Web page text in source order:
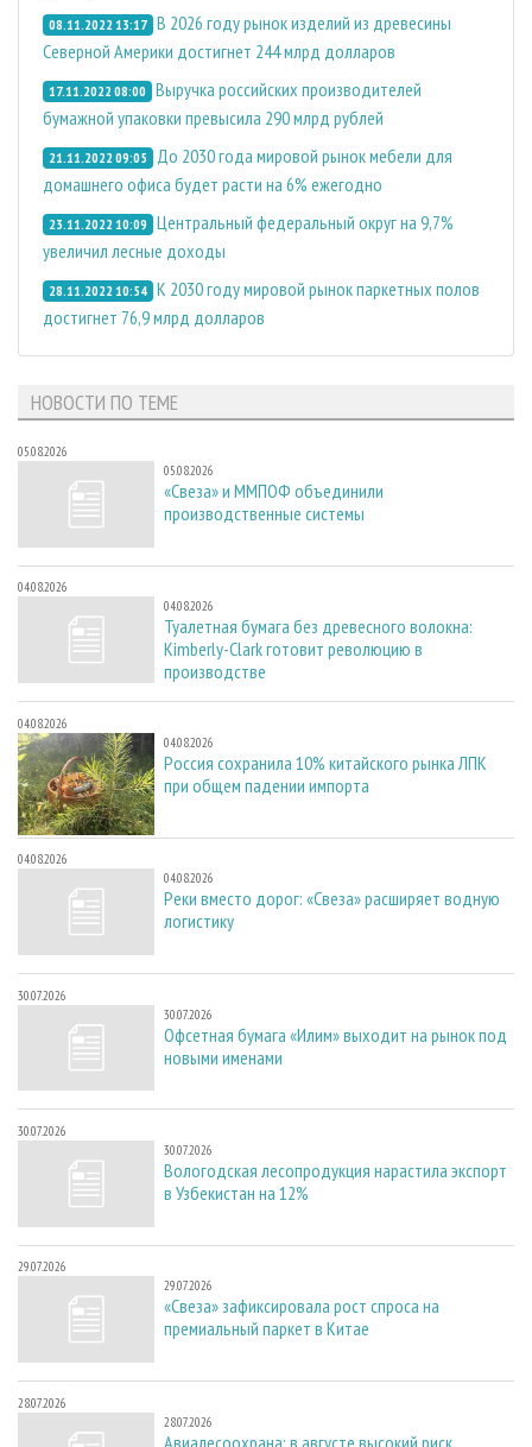
08.11.2022 13:17 В 2026 году рынок изделий из древесины
Северной Америки достигнет 244 млрд долларов
17.11.2022 08:00 Выручка российских производителей
бумажной упаковки превысила 290 млрд рублей
21.11.2022 09:05
До 2030 года мировой рынок мебели для
домашнего офиса будет расти на 6% ежегодно
23.11.2022 10:09 Центральный федеральный округ на 9,7%
увеличил лесные доходы
28.11.2022 10:54 К 2030 году мировой рынок паркетных полов
достигнет 76,9 млрд долларов
НОВОСТИ ПО ТЕМЕ
05.08.2026
05.08.2026
«Свеза» и ММПОФ объединили
производственные системы
04.08.2026
04.08.2026
Туалетная бумага без древесного волокна:
Kimberly-Clark готовит революцию в
производстве
04.08.2026
04.08.2026
Россия сохранила 10% китайского рынка ЛПК
при общем падении импорта
04.08.2026
04.08.2026
Реки вместо дорог: «Свеза» расширяет водную
логистику
30.07.2026
30.07.2026
Офсетная бумага «Илим» выходит на рынок под
новыми именами
30.07.2026
30.07.2026
Вологодская лесопродукция нарастила экспорт
в Узбекистан на 12%
29.07.2026
29.07.2026
«Свеза» зафиксировала рост спроса на
премиальный паркет в Китае
28.07.2026
28.07.2026
Авиалесоохрана: в августе высокий риск